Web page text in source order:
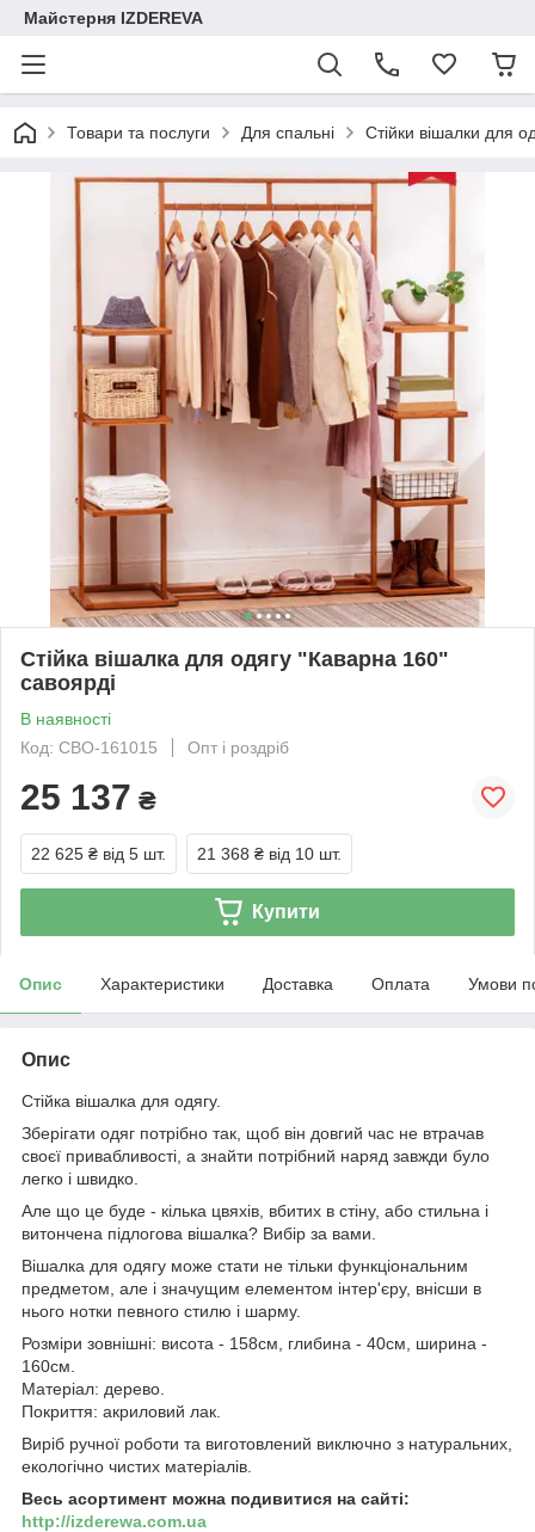
Майстерня IZDEREVA
Товари та послуги Для спальні Стійки вішалки для
Стійка вішалка для одягу "Каварна 160"
савоярді
В наявності
Код: СВО-161015
Опт і роздріб
25 137 ₴
22 625 ₴ від 5 шт. 21 368 ₴ від 10 шт.
Купити
Опис Характеристики Доставка Оплата Умови
Опис
Стійка вішалка для одягу.
Зберігати одяг потрібно так, щоб він довгий час не втрачав
своєї привабливості, а знайти потрібний наряд завжди було
легко і швидко.
Але що це буде - кілька цвяхів, вбитих в стіну, або стильна і
витончена підлогова вішалка? Вибір за вами.
Вішалка для одягу може стати не тільки функціональним
предметом, але і значущим елементом інтер'єру, внісши в
нього нотки певного стилю і шарму.
Розміри зовнішні: висота - 158см, глибина - 40см, ширина -
160см.
Матеріал: дерево.
Покриття: акриловий лак.
Виріб ручної роботи та виготовлений виключно з натуральних,
екологічно чистих матеріалів.
Весь асортимент можна подивитися на сайті:
http://izderewa.com.ua